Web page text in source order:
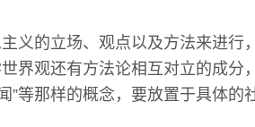
义的立场、观点以及方法来进行
界观还有方法论相互对立的成分
”等那样的概念，要放置于具体